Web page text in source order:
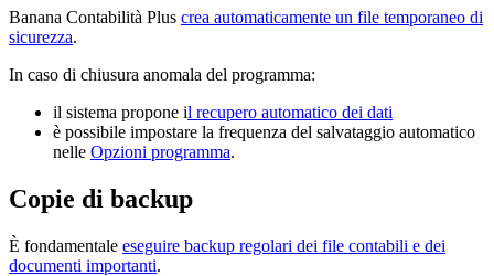
Banana Contabilità Plus crea automaticamente un file temporaneo di
sicurezza.
In caso di chiusura anomala del programma:
il sistema propone il recupero automatico dei dati
è possibile impostare la frequenza del salvataggio automatico
nelle Opzioni programma.
Copie di backup
È fondamentale eseguire backup regolari dei file contabili e dei
documenti importanti.